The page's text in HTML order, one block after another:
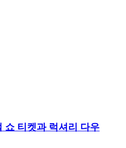
쇼 티켓과 럭셔리 다우